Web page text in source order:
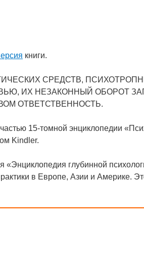
книги.
СРЕДСТВ,
ИХ НЕЗАКОННЫЙ ОБОРОТ
ОТВЕТСТВЕННОСТЬ.
15-томной энциклопедии
Kindler.
«Энциклопедия глубинной
в Европе, Азии и Америке.